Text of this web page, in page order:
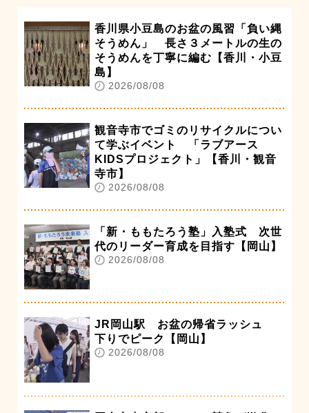
香川県小豆島のお盆の風習「負い縄
そうめん」 長さ３メートルの生の
そうめんを丁寧に編む【香川・小豆
島】
2026/08/08
観音寺市でゴミのリサイクルについ
て学ぶイベント 「ラブアース
KIDSプロジェクト」【香川・観音
寺市】
2026/08/08
「新・ももたろう塾」入塾式 次世
代のリーダー育成を目指す【岡山】
2026/08/08
JR岡山駅 お盆の帰省ラッシュ
下りでピーク【岡山】
2026/08/08